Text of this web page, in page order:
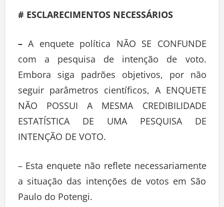
# ESCLARECIMENTOS NECESSÁRIOS
– A enquete política NÃO SE CONFUNDE
com a pesquisa de intenção de voto.
Embora siga padrões objetivos, por não
seguir parâmetros científicos, A ENQUETE
NÃO POSSUI A MESMA CREDIBILIDADE
ESTATÍSTICA DE UMA PESQUISA DE
INTENÇÃO DE VOTO.
– Esta enquete não reflete necessariamente
a situação das intenções de votos em São
Paulo do Potengi.